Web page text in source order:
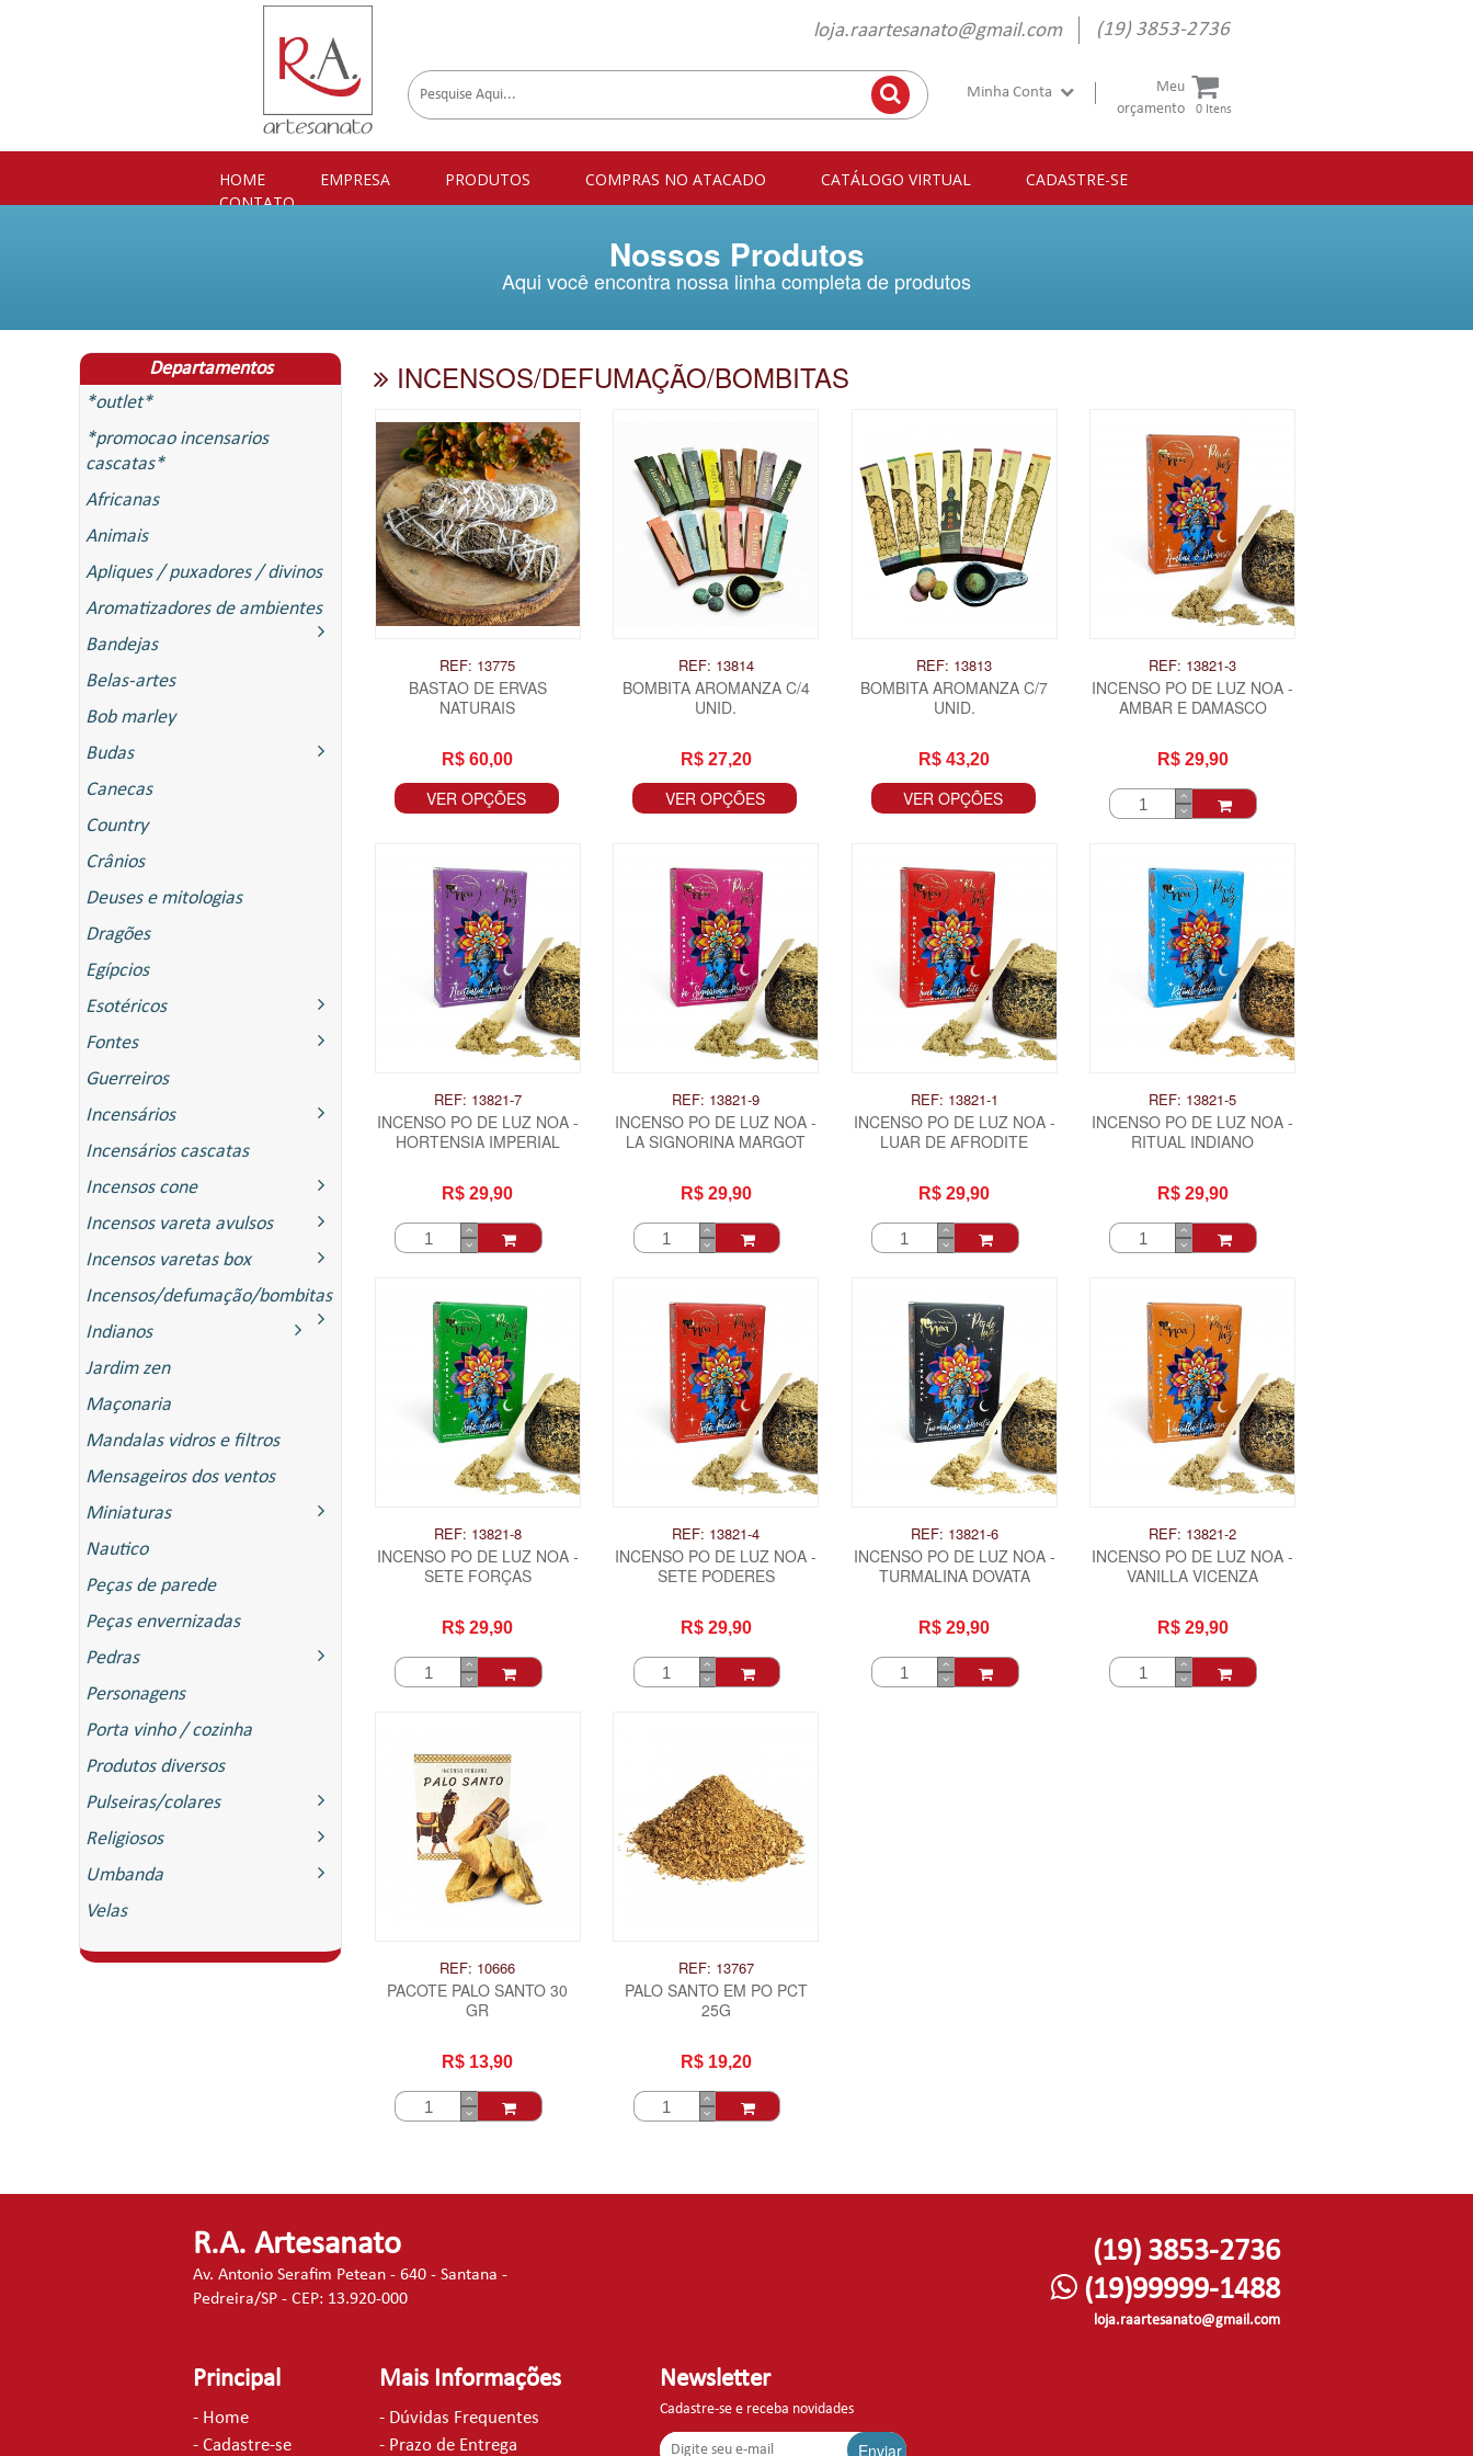
loja.raartesanato@gmail.com (19) 3853-2736
Meu
orçamento
0 Itens
Minha Conta
HOME EMPRESA PRODUTOS COMPRAS NO ATACADO CATÁLOGO VIRTUAL
CADASTRE-SE
CONTATO
Nossos Produtos
Aqui você encontra nossa linha completa de produtos
Departamentos
*outlet*
*promocao incensarios
cascatas*
Africanas
Animais
Apliques / puxadores / divinos
Aromatizadores de ambientes
Bandejas
Belas-artes
Bob marley
Budas
Canecas
Country
Crânios
Deuses e mitologias
Dragões
Egípcios
Esotéricos
Fontes
Guerreiros
Incensários
Incensários cascatas
Incensos cone
Incensos vareta avulsos
Incensos varetas box
Incensos/defumação/bombitas
Indianos
Jardim zen
Maçonaria
Mandalas vidros e filtros
Mensageiros dos ventos
Miniaturas
Nautico
Peças de parede
Peças envernizadas
Pedras
Personagens
Porta vinho / cozinha
Produtos diversos
Pulseiras/colares
Religiosos
Umbanda
Velas
INCENSOS/DEFUMAÇÃO/BOMBITAS
REF: 13775
BASTAO DE ERVAS
NATURAIS
R$ 60,00
VER OPÇÕES
REF: 13814
BOMBITA AROMANZA C/4
UNID.
R$ 27,20
VER OPÇÕES
REF: 13813
BOMBITA AROMANZA C/7
UNID.
R$ 43,20
VER OPÇÕES
REF: 13821-3
INCENSO PO DE LUZ NOA -
AMBAR E DAMASCO
R$ 29,90
REF: 13821-7
INCENSO PO DE LUZ NOA -
HORTENSIA IMPERIAL
R$ 29,90
REF: 13821-9
INCENSO PO DE LUZ NOA -
LA SIGNORINA MARGOT
R$ 29,90
REF: 13821-1
INCENSO PO DE LUZ NOA -
LUAR DE AFRODITE
R$ 29,90
REF: 13821-5
INCENSO PO DE LUZ NOA -
RITUAL INDIANO
R$ 29,90
REF: 13821-8
INCENSO PO DE LUZ NOA -
SETE FORÇAS
R$ 29,90
REF: 13821-4
INCENSO PO DE LUZ NOA -
SETE PODERES
R$ 29,90
REF: 13821-6
INCENSO PO DE LUZ NOA -
TURMALINA DOVATA
R$ 29,90
REF: 13821-2
INCENSO PO DE LUZ NOA -
VANILLA VICENZA
R$ 29,90
REF: 10666
PACOTE PALO SANTO 30
GR
R$ 13,90
REF: 13767
PALO SANTO EM PO PCT
25G
R$ 19,20
R.A. Artesanato
Av. Antonio Serafim Petean - 640 - Santana -
Pedreira/SP - CEP: 13.920-000
(19) 3853-2736
(19)99999-1488
loja.raartesanato@gmail.com
Principal
- Home
- Cadastre-se
Mais Informações
- Dúvidas Frequentes
- Prazo de Entrega
Newsletter
Cadastre-se e receba novidades
Enviar